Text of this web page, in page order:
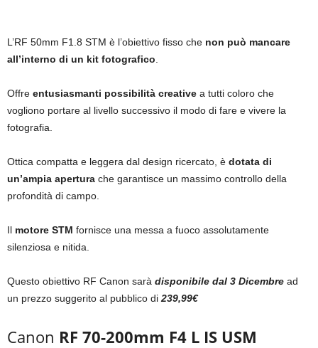
L’RF 50mm F1.8 STM è l’obiettivo fisso che non può mancare
all’interno di un kit fotografico
Offre entusiasmanti possibilità creative a tutti coloro che
vogliono portare al livello successivo il modo di fare e vivere la
fotografia.
Ottica compatta e leggera dal design ricercato, è dotata di
un’ampia apertura che garantisce un massimo controllo della
profondità di campo.
Il motore STM fornisce una messa a fuoco assolutamente
silenziosa e nitida.
Questo obiettivo RF Canon sarà disponibile dal 3 Dicembre ad
un prezzo suggerito al pubblico di 239,99€
Canon RF 70-200mm F4 L IS USM